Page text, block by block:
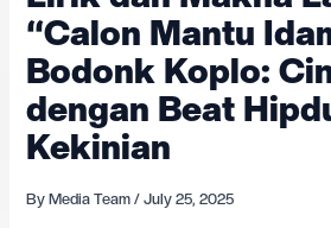
“Calon Mantu
Bodonk Koplo:
dengan Beat
Kekinian
ByMedia Team/July 25, 2025